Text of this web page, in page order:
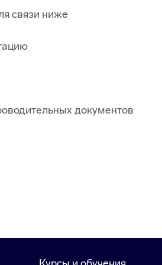
связи ниже
документов